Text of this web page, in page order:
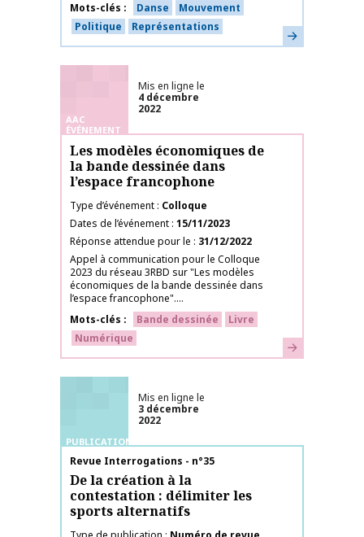
Mots-clés
Danse
Mouvement
Politique
Représentations En savoir plus
AAC
ÉVÉNEMENT
Mis en ligne le
4 décembre
2022
Les modèles économiques de
la bande dessinée dans
l’espace francophone
Type d’événement Colloque
Dates de l’événement 15/11/2023
Réponse attendue pour le
31/12/2022
Appel à communication pour le Colloque
2023 du réseau 3RBD sur "Les modèles
économiques de la bande dessinée dans
l’espace francophone"....
Mots-clés
Bande dessinée
Livre
Numérique
En savoir plus
PUBLICATIONS
Mis en ligne le
3 décembre
2022
Nom de la publication
Revue Interrogations - n°35
De la création à la
contestation : délimiter les
sports alternatifs